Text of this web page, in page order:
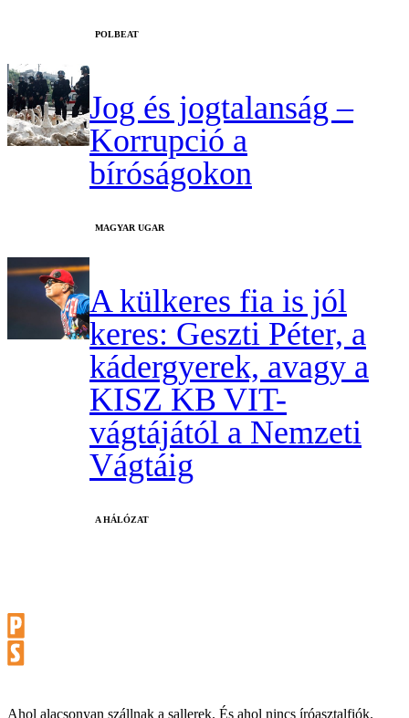
‎POLBEAT
Jog és jogtalanság –
Korrupció a
bíróságokon
MAGYAR UGAR
A külkeres fia is jól
keres: Geszti Péter, a
kádergyerek, avagy a
KISZ KB VIT-
vágtájától a Nemzeti
Vágtáig
A HÁLÓZAT
Ahol alacsonyan szállnak a sallerek. És ahol nincs íróasztalfiók.